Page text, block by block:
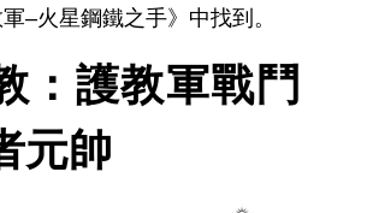
–火星鋼鐵之手》中找到。
：護教軍戰鬥
元帥